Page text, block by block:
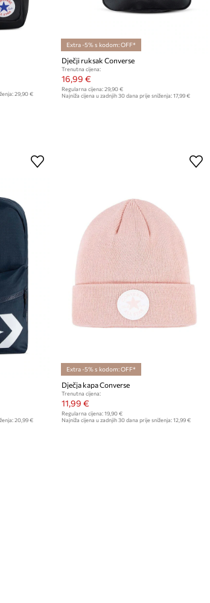
29,90 €
Extra -5% s kodom: OFF*
Dječji ruksak Converse
Trenutna cijena:
16,99 €
Regularna cijena: 29,90 €
Najniža cijena u zadnjih 30 dana prije sniženja: 17,99 €
20,99 €
Extra -5% s kodom: OFF*
Dječja kapa Converse
Trenutna cijena:
11,99 €
Regularna cijena: 19,90 €
Najniža cijena u zadnjih 30 dana prije sniženja: 12,99 €